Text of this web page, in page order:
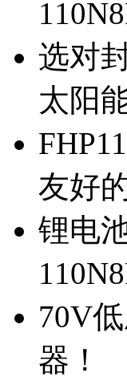
选对
太阳
友好
锂电
70V
器！